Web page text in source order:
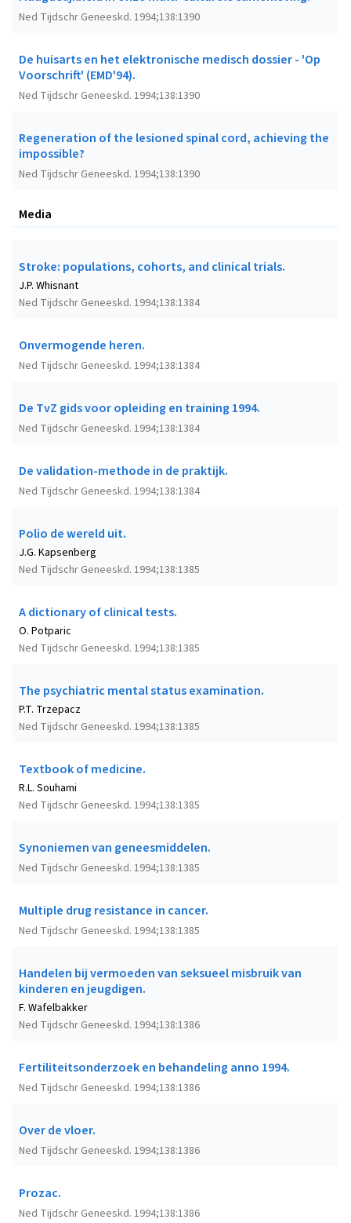
Ned Tijdschr Geneeskd. 1994;138:1390
De huisarts en het elektronische medisch dossier - 'Op
Voorschrift' (EMD'94).
Ned Tijdschr Geneeskd. 1994;138:1390
Regeneration of the lesioned spinal cord, achieving the
impossible?
Ned Tijdschr Geneeskd. 1994;138:1390
Media
Stroke: populations, cohorts, and clinical trials.
Ned Tijdschr Geneeskd. 1994;138:1384
J.P. Whisnant
Onvermogende heren.
Ned Tijdschr Geneeskd. 1994;138:1384
De TvZ gids voor opleiding en training 1994.
Ned Tijdschr Geneeskd. 1994;138:1384
De validation-methode in de praktijk.
Ned Tijdschr Geneeskd. 1994;138:1384
Polio de wereld uit.
Ned Tijdschr Geneeskd. 1994;138:1385
J.G. Kapsenberg
A dictionary of clinical tests.
Ned Tijdschr Geneeskd. 1994;138:1385
O. Potparic
The psychiatric mental status examination.
Ned Tijdschr Geneeskd. 1994;138:1385
P.T. Trzepacz
Textbook of medicine.
Ned Tijdschr Geneeskd. 1994;138:1385
R.L. Souhami
Synoniemen van geneesmiddelen.
Ned Tijdschr Geneeskd. 1994;138:1385
Multiple drug resistance in cancer.
Ned Tijdschr Geneeskd. 1994;138:1385
Handelen bij vermoeden van seksueel misbruik van
kinderen en jeugdigen.
Ned Tijdschr Geneeskd. 1994;138:1386
F. Wafelbakker
Fertiliteitsonderzoek en behandeling anno 1994.
Ned Tijdschr Geneeskd. 1994;138:1386
Over de vloer.
Ned Tijdschr Geneeskd. 1994;138:1386
Prozac.
Ned Tijdschr Geneeskd. 1994;138:1386